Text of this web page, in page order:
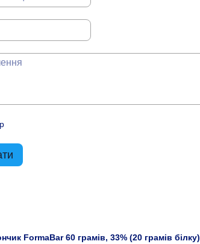
FormaBar 60 грамів, 33% (20 грамів білку)